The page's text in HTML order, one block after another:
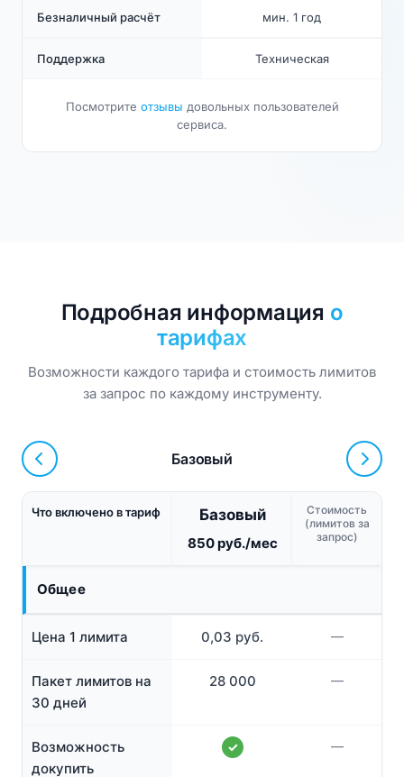
Безналичный расчёт мин. 1 год
Поддержка Техническая
Посмотрите отзывы довольных пользователей
сервиса.
Подробная информация о
тарифах
Возможности каждого тарифа и стоимость лимитов
за запрос по каждому инструменту.
Базовый
Что включено в тариф Базовый
850 руб./мес
Стоимость
(лимитов за
запрос)
Общее
Цена 1 лимита 0,03 руб. —
Пакет лимитов на
30 дней
28 000 —
Возможность
докупить
✓ —